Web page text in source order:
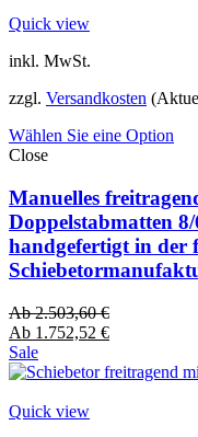
Quick view
inkl. MwSt.
zzgl. Versandkosten
Wählen Sie eine Option
Close
Manuelles
Doppelstabmatten
handgefertigt in der
Ab2.503,60€
Ab 1.752,52 €
Sale
Quick view